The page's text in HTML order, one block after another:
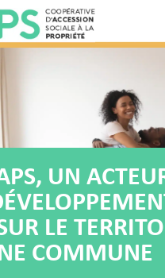
UN
LE
COMMUNE